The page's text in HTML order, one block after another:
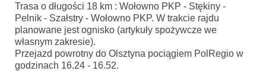
Trasa o długości 18 km : Wołowno PKP - Stękiny -
Pelnik - Szałstry - Wołowno PKP. W trakcie rajdu
planowane jest ognisko (artykuły spożywcze we
własnym zakresie).
Przejazd powrotny do Olsztyna pociągiem PolRegio w
godzinach 16.24 - 16.52.